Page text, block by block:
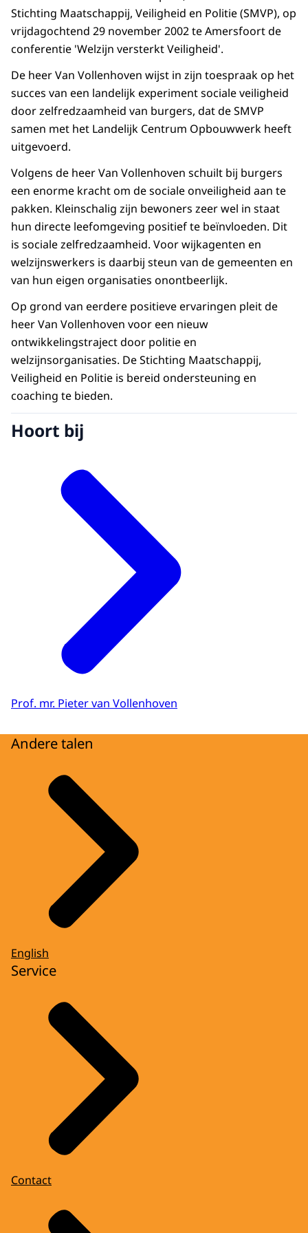
Stichting Maatschappij, Veiligheid en Politie (SMVP), op
vrijdagochtend 29 november 2002 te Amersfoort de
conferentie 'Welzijn versterkt Veiligheid'.
De heer Van Vollenhoven wijst in zijn toespraak op het
succes van een landelijk experiment sociale veiligheid
door zelfredzaamheid van burgers, dat de SMVP
samen met het Landelijk Centrum Opbouwwerk heeft
uitgevoerd.
Volgens de heer Van Vollenhoven schuilt bij burgers
een enorme kracht om de sociale onveiligheid aan te
pakken. Kleinschalig zijn bewoners zeer wel in staat
hun directe leefomgeving positief te beïnvloeden. Dit
is sociale zelfredzaamheid. Voor wijkagenten en
welzijnswerkers is daarbij steun van de gemeenten en
van hun eigen organisaties onontbeerlijk.
Op grond van eerdere positieve ervaringen pleit de
heer Van Vollenhoven voor een nieuw
ontwikkelingstraject door politie en
welzijnsorganisaties. De Stichting Maatschappij,
Veiligheid en Politie is bereid ondersteuning en
coaching te bieden.
Hoort bij
Prof. mr. Pieter van Vollenhoven
Andere talen
English
Service
Contact